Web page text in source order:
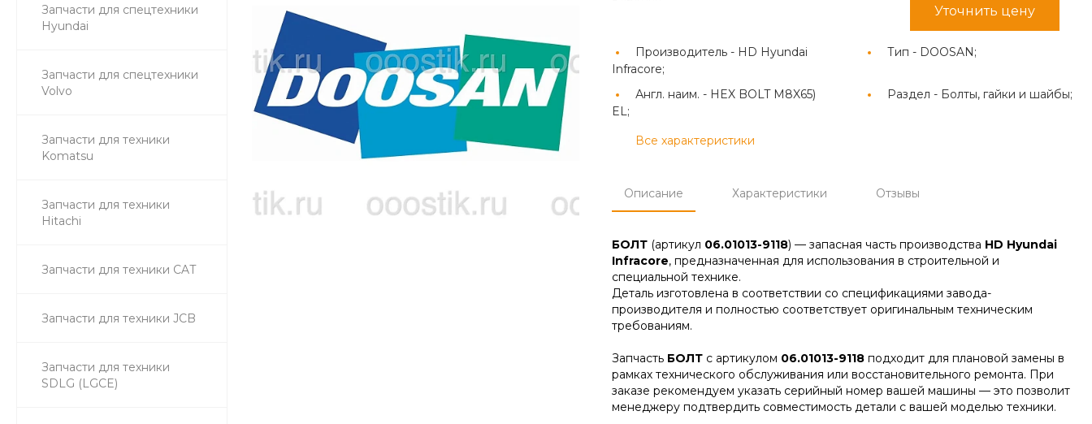
Запчасти для спецтехники
Hyundai
Запчасти для спецтехники
Volvo
Запчасти для техники
Komatsu
Запчасти для техники
Hitachi
Запчасти для техники CAT
Запчасти для техники JCB
Запчасти для техники
SDLG (LGCE)
Уточнить цену
Производитель - HD Hyundai
Infracore;
Тип - DOOSAN;
Англ. наим. - HEX BOLT M8X65)
EL;
Раздел - Болты, гайки и шайбы;
Все характеристики
Описание Характеристики Отзывы
БОЛТ(артикул 06.01013-9118) — запасная часть производства HD Hyundai
Infracore, предназначенная для использования в строительной и
специальной технике.
Деталь изготовлена в соответствии со спецификациями завода-
производителя и полностью соответствует оригинальным техническим
требованиям.
Запчасть БОЛТс артикулом 06.01013-9118подходит для плановой замены в
рамках технического обслуживания или восстановительного ремонта. При
заказе рекомендуем указать серийный номер вашей машины — это позволит
менеджеру подтвердить совместимость детали с вашей моделью техники.